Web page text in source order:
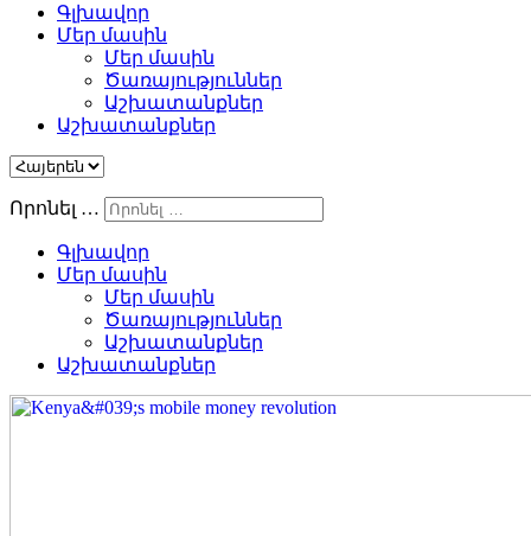
Գլխավոր
Մեր մասին
Մեր մասին
Ծառայություններ
Աշխատանքներ
Աշխատանքներ
Որոնել …
Գլխավոր
Մեր մասին
Մեր մասին
Ծառայություններ
Աշխատանքներ
Աշխատանքներ